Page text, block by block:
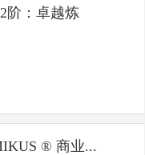
阶：卓越炼
® 商业...